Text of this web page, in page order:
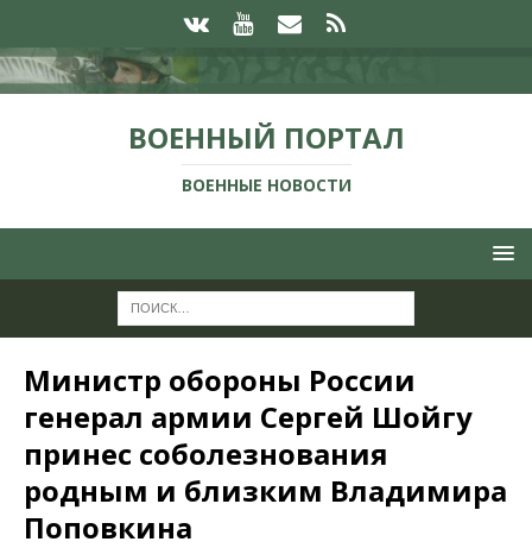
ВОЕННЫЙ ПОРТАЛ
ВОЕННЫЕ НОВОСТИ
Министр обороны России
генерал армии Сергей Шойгу
принес соболезнования
родным и близким Владимира
Поповкина